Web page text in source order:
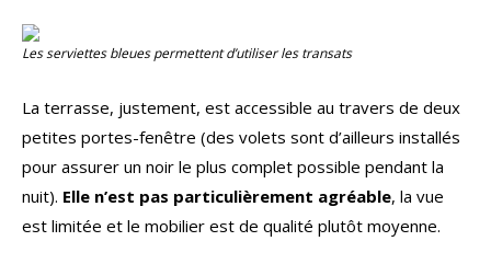
Les serviettes bleues permettent d’utiliser les transats
La terrasse, justement, est accessible au travers de deux
petites portes-fenêtre (des volets sont d’ailleurs installés
pour assurer un noir le plus complet possible pendant la
nuit). Elle n’est pas particulièrement agréable, la vue
est limitée et le mobilier est de qualité plutôt moyenne.